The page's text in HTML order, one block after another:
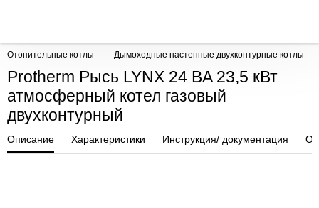
Отопительные котлы Дымоходные настенные двухконтурные котлы
Protherm Рысь LYNX 24 BA 23,5 кВт
атмосферный котел газовый
двухконтурный
Описание Характеристики Инструкция/ документация